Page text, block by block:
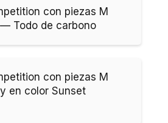
con piezas M
Todo de carbono
con piezas M
en color Sunset